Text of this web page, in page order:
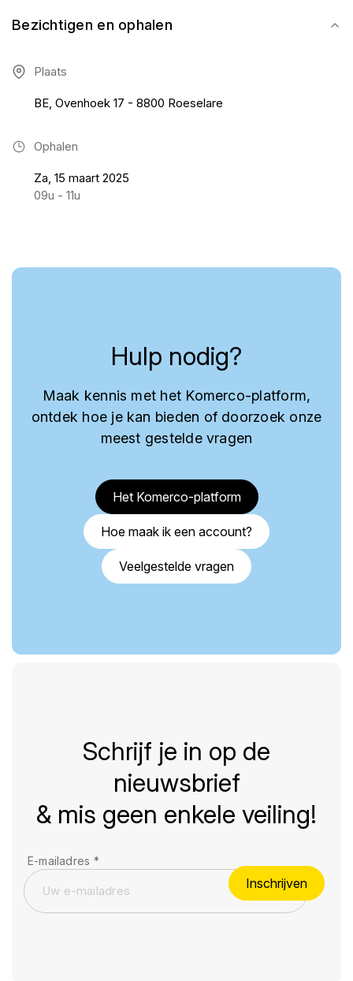
Bezichtigen en ophalen
Plaats
BE, Ovenhoek 17 - 8800 Roeselare
Ophalen
Za, 15 maart 2025
09u - 11u
Hulp nodig?
Maak kennis met het Komerco-platform,
ontdek hoe je kan bieden of doorzoek onze
meest gestelde vragen
Het Komerco-platform
Hoe maak ik een account?
Veelgestelde vragen
Schrijf je in op de
nieuwsbrief
& mis geen enkele veiling!
E-mailadres *
Inschrijven